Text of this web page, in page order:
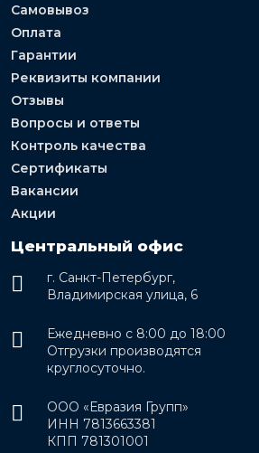
Самовывоз
Оплата
Гарантии
Реквизиты компании
Отзывы
Вопросы и ответы
Контроль качества
Сертификаты
Вакансии
Акции
Центральный офис
г. Санкт-Петербург,
Владимирская улица, 6
Ежедневно с 8:00 до 18:00
Отгрузки производятся
круглосуточно.
ООО «Евразия Групп»
ИНН 7813663381
КПП 781301001